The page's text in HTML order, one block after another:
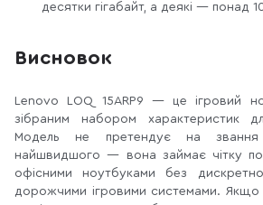
десятки гігабайт, а деякі — понад
Висновок
Lenovo LOQ 15ARP9 — це ігровий
зібраним набором характеристик
Модель не претендує на
найшвидшого — вона займає чітку
офісними ноутбуками без
дорожчими ігровими системами. Якщо